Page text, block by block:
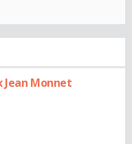
Jean Monnet